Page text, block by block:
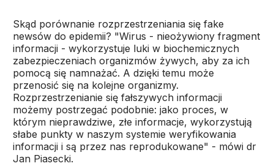
Skąd porównanie rozprzestrzeniania się fake
newsów do epidemii? "Wirus - nieożywiony fragment
informacji - wykorzystuje luki w biochemicznych
zabezpieczeniach organizmów żywych, aby za ich
pomocą się namnażać. A dzięki temu może
przenosić się na kolejne organizmy.
Rozprzestrzenianie się fałszywych informacji
możemy postrzegać podobnie: jako proces, w
którym nieprawdziwe, złe informacje, wykorzystują
słabe punkty w naszym systemie weryfikowania
informacji i są przez nas reprodukowane" - mówi dr
Jan Piasecki.